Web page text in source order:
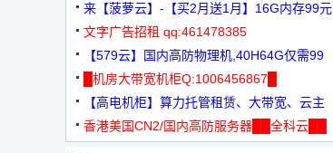
来【菠萝云】-【买2月送1月】16G内存99元
文字广告招租 qq:461478385
【579云】国内高防物理机,40H64G仅需99
元
█机房大带宽机柜Q:1006456867█
【高电机柜】算力托管租赁、大带宽、云主
机
香港美国CN2/国内高防服务器██全科云██